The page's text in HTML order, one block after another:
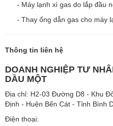
- Máy lạnh xì gas do lắp đầu
- Thay ống dẫn gas cho máy
Thông tin liên hệ
DOANH NGHIỆP TƯ
DẦU MỘT
Địa chỉ: H2-03 Đường D8 - Khu
Định - Huện Bến Cát - Tỉnh Bình
Điện thoại: